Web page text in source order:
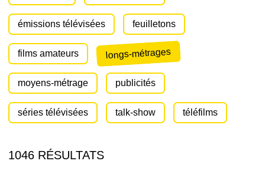
émissions télévisées feuilletons
films amateurs longs-métrages
moyens-métrage publicités
séries télévisées talk-show téléfilms
1046 RÉSULTATS